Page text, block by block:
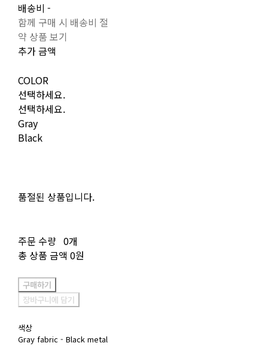
배송비 -
함께 구매 시 배송비 절
약 상품 보기
추가 금액
COLOR
선택하세요.
선택하세요.
Gray
Black
품절된 상품입니다.
주문 수량 0개
총 상품 금액 0원
구매하기
장바구니에 담기
색상
Gray fabric - Black metal